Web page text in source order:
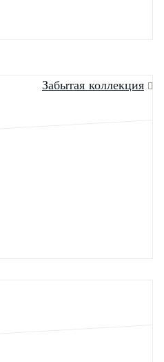
Забытая коллекция